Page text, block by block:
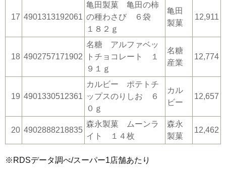
17 4901313192061
亀田製菓 亀田の柿
の種わさび ６袋
１８２ｇ
亀田
製菓
12,911
18 4902757171902
名糖 アルファベッ
トチョコレート １
９１ｇ
名糖
産業
12,774
19 4901330512361
カルビー ポテトチ
ップスのりしお ６
０ｇ
カル
ビー
12,657
20 4902888218835
森永製菓 ムーンラ
イト １４枚
森永
製菓
12,462
※RDSデータ調べ/スーパー1店舗あたり